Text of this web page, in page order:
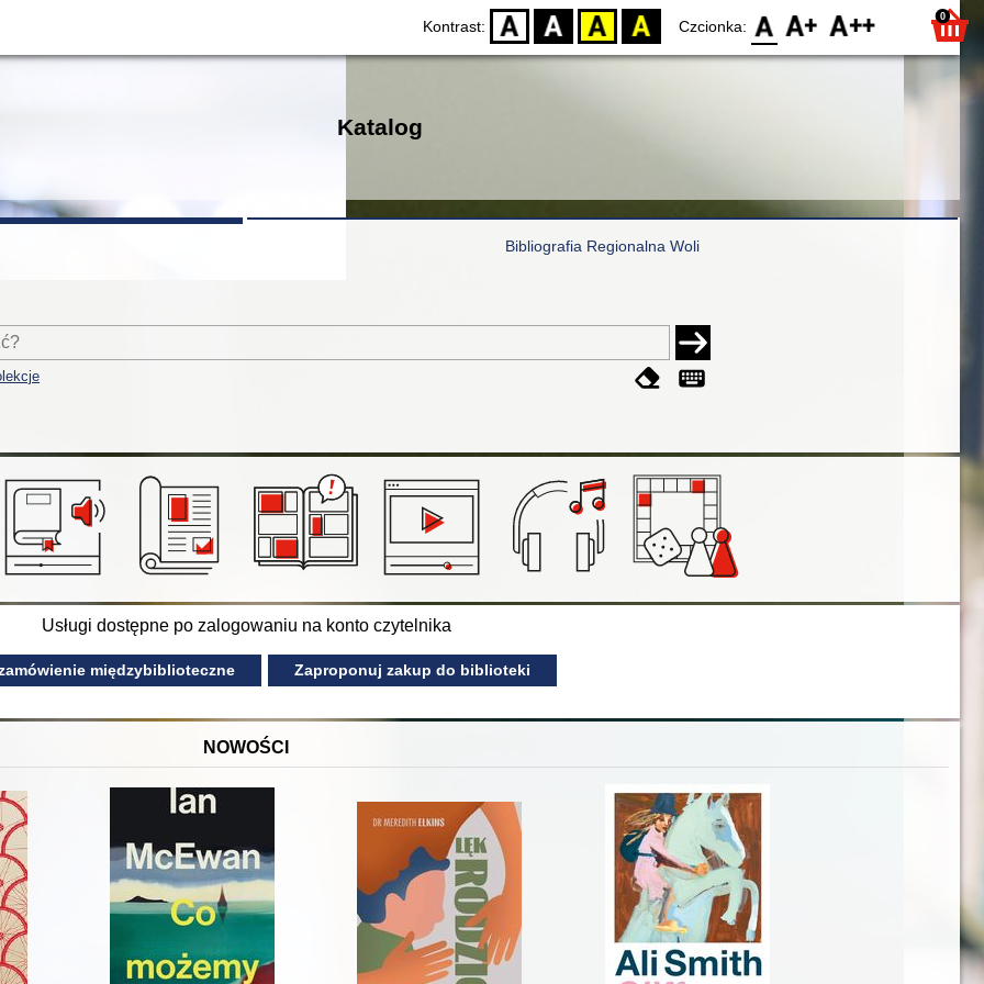
Kontrast: D BW YB BY Czcionka: F0 F1 F2 0
Katalog
Bibliografia Regionalna Woli
Usługi dostępne po zalogowaniu na konto czytelnika
międzybiblioteczne Zaproponuj zakup do biblioteki
NOWOŚCI